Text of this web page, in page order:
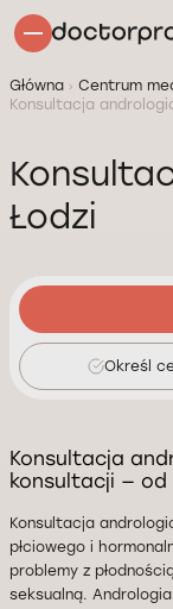
Główna Centrum
Konsultacja
Łodzi
Określ
Konsultacja
konsultacji — od
Konsultacja
płciowego i
problemy z
seksualną.